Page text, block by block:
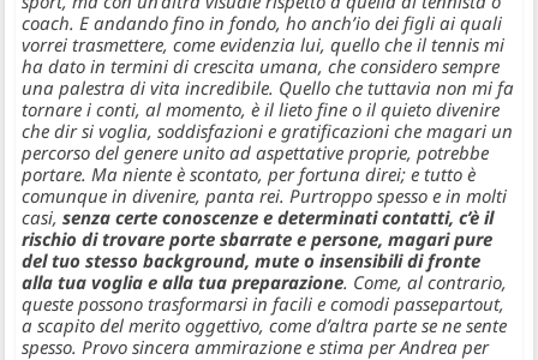
coach. E andando fino in fondo, ho anch’io dei figli ai quali
vorrei trasmettere, come evidenzia lui, quello che il tennis mi
ha dato in termini di crescita umana, che considero sempre
una palestra di vita incredibile. Quello che tuttavia non mi fa
tornare i conti, al momento, è il lieto fine o il quieto divenire
che dir si voglia, soddisfazioni e gratificazioni che magari un
percorso del genere unito ad aspettative proprie, potrebbe
portare. Ma niente è scontato, per fortuna direi; e tutto è
comunque in divenire, panta rei. Purtroppo spesso e in molti
casi,senza certe conoscenze e determinati contatti, c’è il
rischio di trovare porte sbarrate e persone, magari pure
del tuo stesso background, mute o insensibili di fronte
alla tua voglia e alla tua preparazione. Come, al contrario,
queste possono trasformarsi in facili e comodi passepartout,
a scapito del merito oggettivo, come d’altra parte se ne sente
spesso. Provo sincera ammirazione e stima per Andrea per